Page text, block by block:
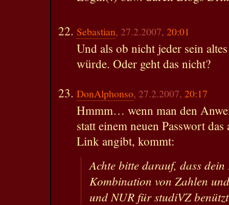
Sebastian, 27.2.2007, 20:01
Und als ob nicht jeder sein
würde. Oder geht das nicht?
DonAlphonso, 27.2.2007, 20:17
Hmmm… wenn man den
statt einem neuen Passwort
Link angibt, kommt:
Achte bitte darauf, dass
Kombination von Zahlen
und NUR für studiVZ